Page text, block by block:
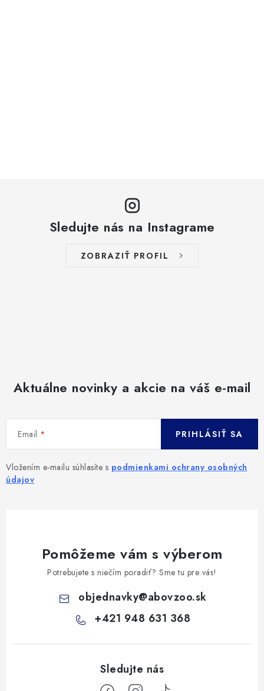
Sledujte nás na Instagrame
ZOBRAZIŤ PROFIL
Aktuálne novinky a akcie na váš e-mail
Email
Vložením e-mailu súhlasíte s podmienkami ochrany osobných
údajov
PRIHLÁSIŤ SA
Pomôžeme vám s výberom
Potrebujete s niečím poradiť? Sme tu pre vás!
objednavky@abovzoo.sk
+421 948 631 368